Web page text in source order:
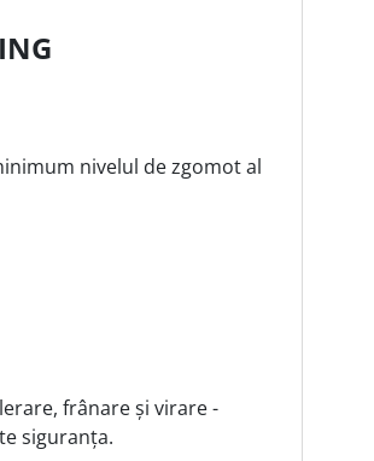
nivelul de zgomot al
frânare și virare -
siguranța.